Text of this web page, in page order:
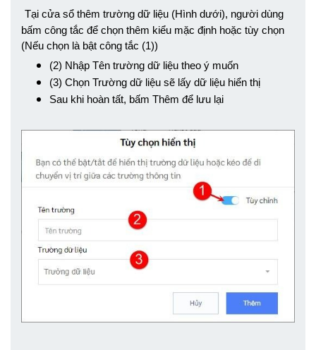
Tại cửa sổ thêm trường dữ liệu (Hình dưới), người dùng
bấm công tắc để chọn thêm kiểu mặc định hoặc tùy chọn
(Nếu chọn là bật công tắc (1))
(2) Nhập Tên trường dữ liệu theo ý muốn
(3) Chọn Trường dữ liệu sẽ lấy dữ liệu hiển thị
Sau khi hoàn tất, bấm Thêm để lưu lại